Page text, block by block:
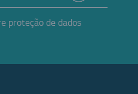
proteção de dados